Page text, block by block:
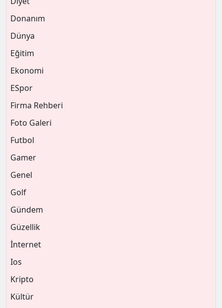
Donanım
Dünya
Eğitim
Ekonomi
ESpor
Firma Rehberi
Foto Galeri
Futbol
Gamer
Genel
Golf
Gündem
Güzellik
İnternet
Ios
Kripto
Kültür